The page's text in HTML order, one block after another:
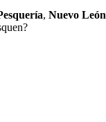
, Nuevo León